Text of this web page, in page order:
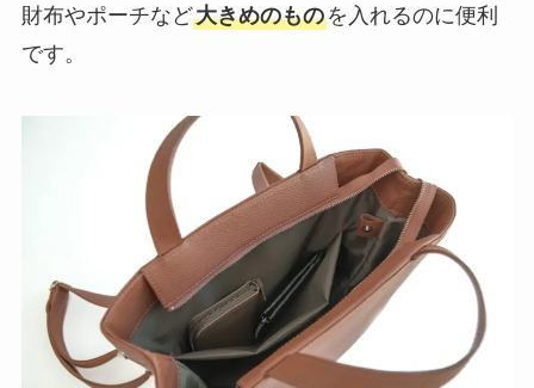
財布やポーチなど大きめのものを入れるのに便利
です。